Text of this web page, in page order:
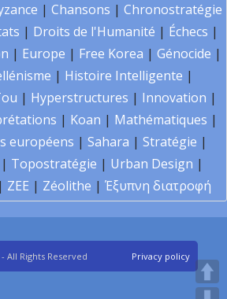
| Chansons | Chronostratégie
| Droits de l'Humanité | Échecs |
| Europe | Free Korea | Génocide |
| Histoire Intelligente |
| Hyperstructures | Innovation |
| Koan | Mathématiques |
européens | Sahara | Stratégie |
| Topostratégie | Urban Design |
| ZEE | Zéolithe | Έξυπνη διατροφή
All Rights Reserved Privacy policy